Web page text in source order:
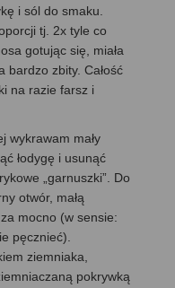
i sól do smaku.
tj. 2x tyle co
gotując się, miała
bardzo zbity. Całość
na razie farsz i
wykrawam mały
łodygę i usunąć
„garnuszki”. Do
otwór, małą
mocno (w sensie:
pęcznieć).
ziemniaka,
pokrywką